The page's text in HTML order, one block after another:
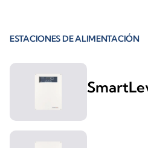
ESTACIONES DE ALIMENTACIÓN